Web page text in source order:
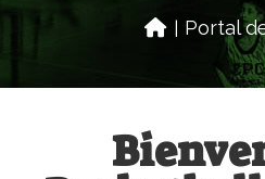
Portal